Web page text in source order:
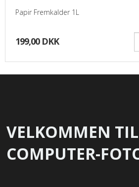
Papir Fremkalder 1L
199,00 DKK
VELKOMMEN TIL
COMPUTER-